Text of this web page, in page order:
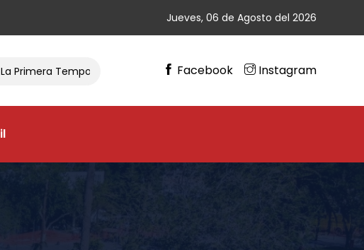
Jueves, 06 de Agosto del 2026
Temporada De Ciclismo Gran Cierre De Vacaciones En
Facebook Instagram